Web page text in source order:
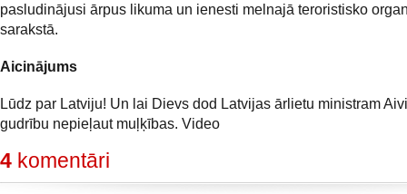
pasludinājusi ārpus likuma un ienesti melnajā teroristisko
sarakstā.
Aicinājums
Lūdz par Latviju! Un lai Dievs dod Latvijas ārlietu ministram
gudrību nepieļaut muļķības. Video
4 komentāri